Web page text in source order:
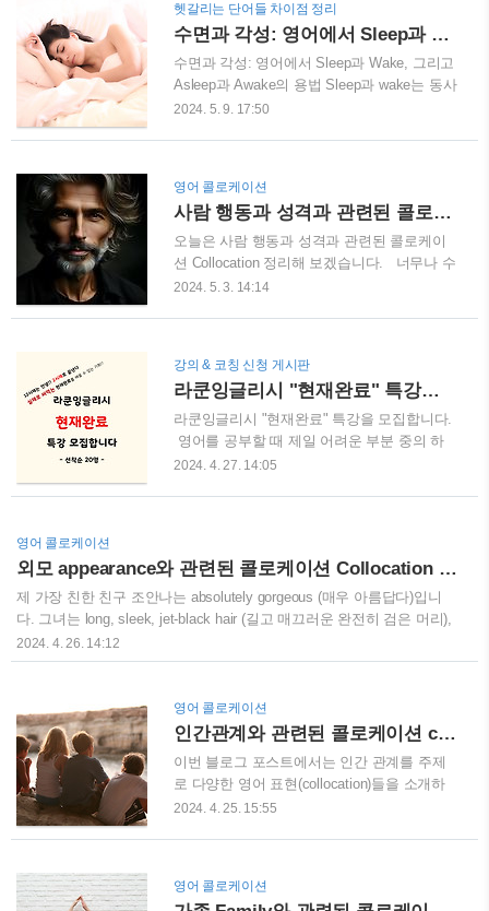
새가 되었을까?이 기막힌 혼란의 뿌리를 찾자
면 프랑스로 돌아가야 한다. 프랑스인들이 이
탈리아어에서 colonnello를 빌려올 때, 발음
과 철자를 슬쩍 바꿔 coronel로 만든 것이 시작
이었다. 이후 우리는 프랑스어에서 그 단어
병), infantry (보병), citadel (성채), ba..
헷갈리는 단어들 차이점 정리
수면과 각성: 영어에서 Sleep과 Wake, 그리고 Asleep과 Awake의 용법
수면과 각성: 영어에서 Sleep과 Wake, 그리고
Asleep과 Awake의 용법 Sleep과 wake는 동사
입니다 (하지만 보통 잠에서 깨는 행동에는
다.I slept during the 6-hour flight.나는 6시간
동안의 비행 중에 잠을 잤다.I wake up at 7
AM and I have to be at work by 8.나는 아침 7
시에 일어나고 8시까지 출근해야 한
다.Yesterday I woke up late because my
2024. 5. 9. 17:50
영어 콜로케이션
사람 행동과 성격과 관련된 콜로케이션 Collocation 정리
오늘은 사람 행동과 성격과 관련된 콜로케이
션 Collocation 정리해 보겠습니다. 너무나 수
줍음 많던 십대 시절의 저는 책을 읽는 것을
적인 성격)를 가졌고, sense of humor (유머 감
각)가 뛰어났습니다. 그러나 그녀는 brutally
honest (무자비할 정도로 솔직한)해서 가끔 그
녀의 말들이 저의 hurt my feelings (감정을 상
하게 하다)을 일으켰습니다. 그녀에 대해
2024. 5. 3. 14:14
강의 & 코칭 신청 게시판
라쿤잉글리시 "현재완료" 특강을 모집합니다.
라쿤잉글리시 "현재완료" 특강을 모집합니다.
영어를 공부할 때 제일 어려운 부분 중의 하
나가 바로 시제입니다. 그중에서도 우리 발목
어민식 사고의 현재완료를 공부하는 기회를
가지실 겁니다. 이번 기회에 영어 시제에 대한
새로운 시각을 만들어서 영어 공부의 기초를
https://forms.gle/39eDaR7bweuijxu8A 설명란
부터 얼리버드 적용받아서 신청하시면 됩니
다. 감사합니다. 피스~~~
2024. 4. 27. 14:05
영어 콜로케이션
외모 appearance와 관련된 콜로케이션 Collocation 정리
제 가장 친한 친구 조안나는 absolutely gorgeous (매우 아름답다)입니
다. 그녀는 long, sleek, jet-black hair (길고 매끄러운 완전히 검은 머리),
pale blue eyes (연한 파란색 눈), 그리고 a radiant complexion (생기 넘
치는 피부)을 가지고 있습니다. 사람들은 항상 그녀의 hourglass figure
유지하는 비결이 무엇인지 묻곤 합니다. 그녀는 round face (둥근 얼굴)
과 upturned nose (코가 살짝 올라간 모양)를 가지고 있으며, 실제로 유
명한 가수와 bears a striking resemblance (놀라울 정도로 닮았다)합니
다..
2024. 4. 26. 14:12
영어 콜로케이션
인간관계와 관련된 콜로케이션 collocation 정리
이번 블로그 포스트에서는 인간 관계를 주제
로 다양한 영어 표현(collocation)들을 소개하
겠습니다. 새로운 환경에 적응하면서 make
이들 중 일부는 good friends 또는 close
2024. 4. 25. 15:55
영어 콜로케이션